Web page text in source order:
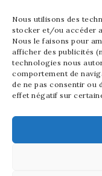
Nous utilisons des
stocker et/ou accéder
Nous le faisons pour
afficher des publicités
technologies nous
comportement de
de ne pas consentir ou
effet négatif sur
Tinger
Fondatrice de
passion pour les
Entre la gestion de
bonheur dans
bout de chou de 5
l'art sous toutes